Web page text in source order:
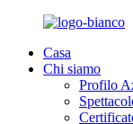
Casa
Chi siamo
Profilo